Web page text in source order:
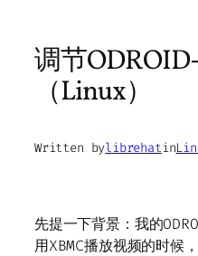
调节
（Linux）
Written bylibrehatin
先提一下背景：我的
用XBMC播放视频的时候